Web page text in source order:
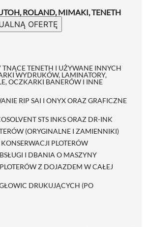
ROLAND, MIMAKI, TENETH
OFERTĘ
TNĄCE TENETH I UŻYWANE INNYCH
WYDRUKÓW, LAMINATORY,
OCZKARKI BANERÓW I INNE
RIP SAI I ONYX ORAZ GRAFICZNE
STS INKS ORAZ DR-INK
(ORYGINALNE I ZAMIENNIKI)
PLOTERÓW
I DBANIA O MASZYNY
Z DOJAZDEM W CAŁEJ
DRUKUJĄCYCH (PO